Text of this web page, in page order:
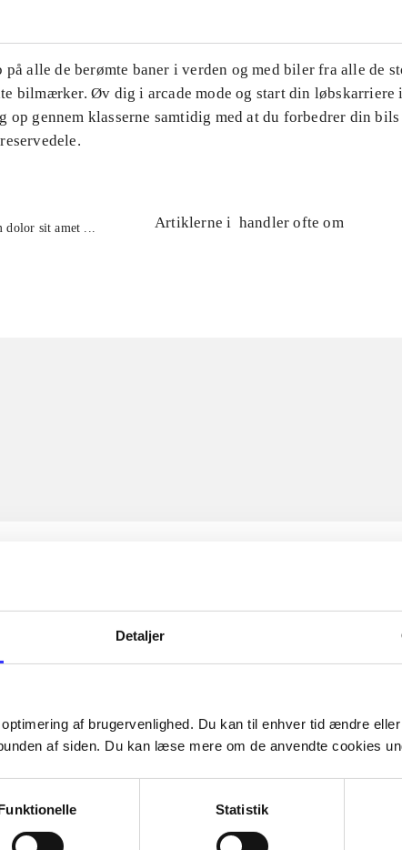
Detaljer
af brugervenlighed. Du kan til enhver tid ændre
af siden. Du kan læse mere om de anvendte cookies
Statistik
alle de berømte baner i verden og med biler fra alle de
bilmærker. Øv dig i arcade mode og start din løbskarriere i
op gennem klasserne samtidig med at du forbedrer din bils
dolor sit amet ...
Artiklerne i handler ofte om